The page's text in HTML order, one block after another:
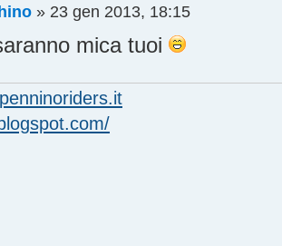
» 23 gen 2013, 18:15
mica tuoi